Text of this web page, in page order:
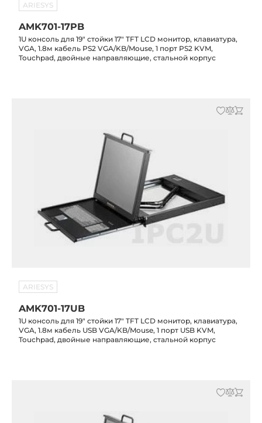
ARIESYS
AMK701-17PB
1U консоль для 19" стойки 17" TFT LCD монитор, клавиатура,
VGA, 1.8м кабель PS2 VGA/KB/Mouse, 1 порт PS2 KVM,
Touchpad, двойные направляющие, стальной корпус
ARIESYS
AMK701-17UB
1U консоль для 19" стойки 17" TFT LCD монитор, клавиатура,
VGA, 1.8м кабель USB VGA/KB/Mouse, 1 порт USB KVM,
Touchpad, двойные направляющие, стальной корпус